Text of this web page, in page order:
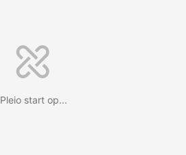
Pleio start op...